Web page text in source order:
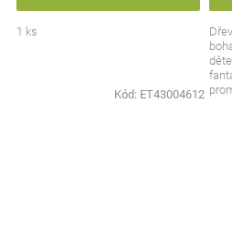
1 ks
Kód: ET43004612